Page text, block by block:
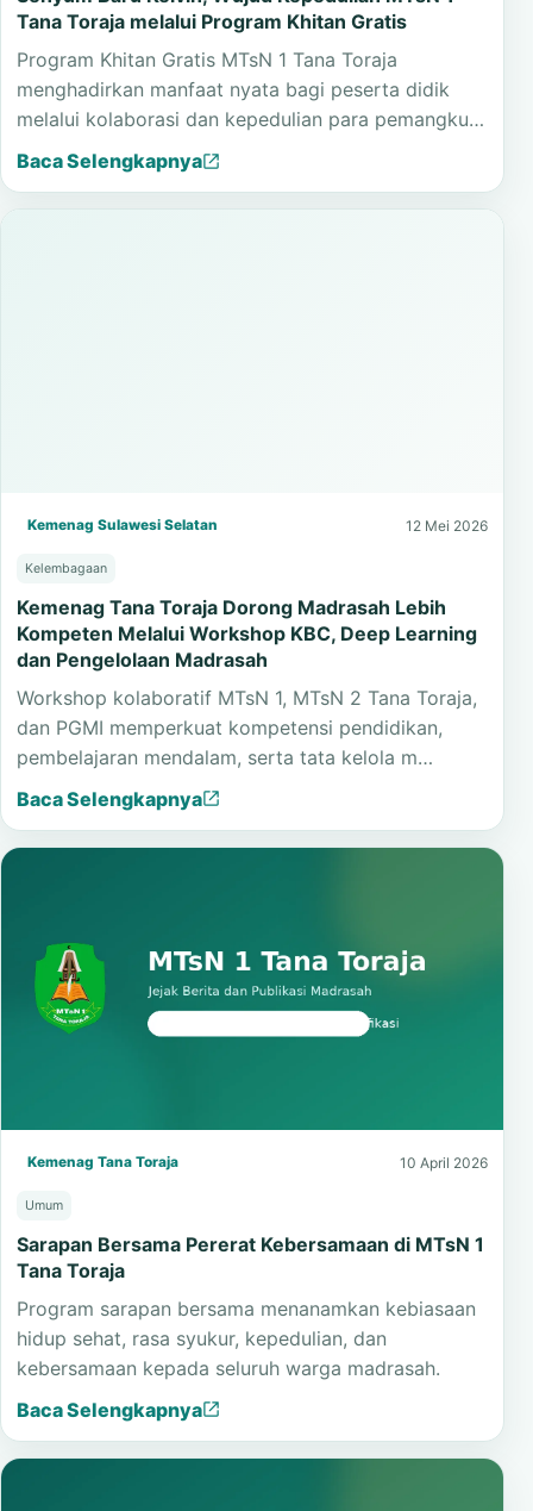
Tana Toraja melalui Program Khitan Gratis
Program Khitan Gratis MTsN 1 Tana Toraja
menghadirkan manfaat nyata bagi peserta didik
melalui kolaborasi dan kepedulian para pemangku…
Baca Selengkapnya
Kemenag Sulawesi Selatan 12 Mei 2026
Kelembagaan
Kemenag Tana Toraja Dorong Madrasah Lebih
Kompeten Melalui Workshop KBC, Deep Learning
dan Pengelolaan Madrasah
Workshop kolaboratif MTsN 1, MTsN 2 Tana Toraja,
dan PGMI memperkuat kompetensi pendidikan,
pembelajaran mendalam, serta tata kelola m…
Baca Selengkapnya
Kemenag Tana Toraja 10 April 2026
Umum
Sarapan Bersama Pererat Kebersamaan di MTsN 1
Tana Toraja
Program sarapan bersama menanamkan kebiasaan
hidup sehat, rasa syukur, kepedulian, dan
kebersamaan kepada seluruh warga madrasah.
Baca Selengkapnya